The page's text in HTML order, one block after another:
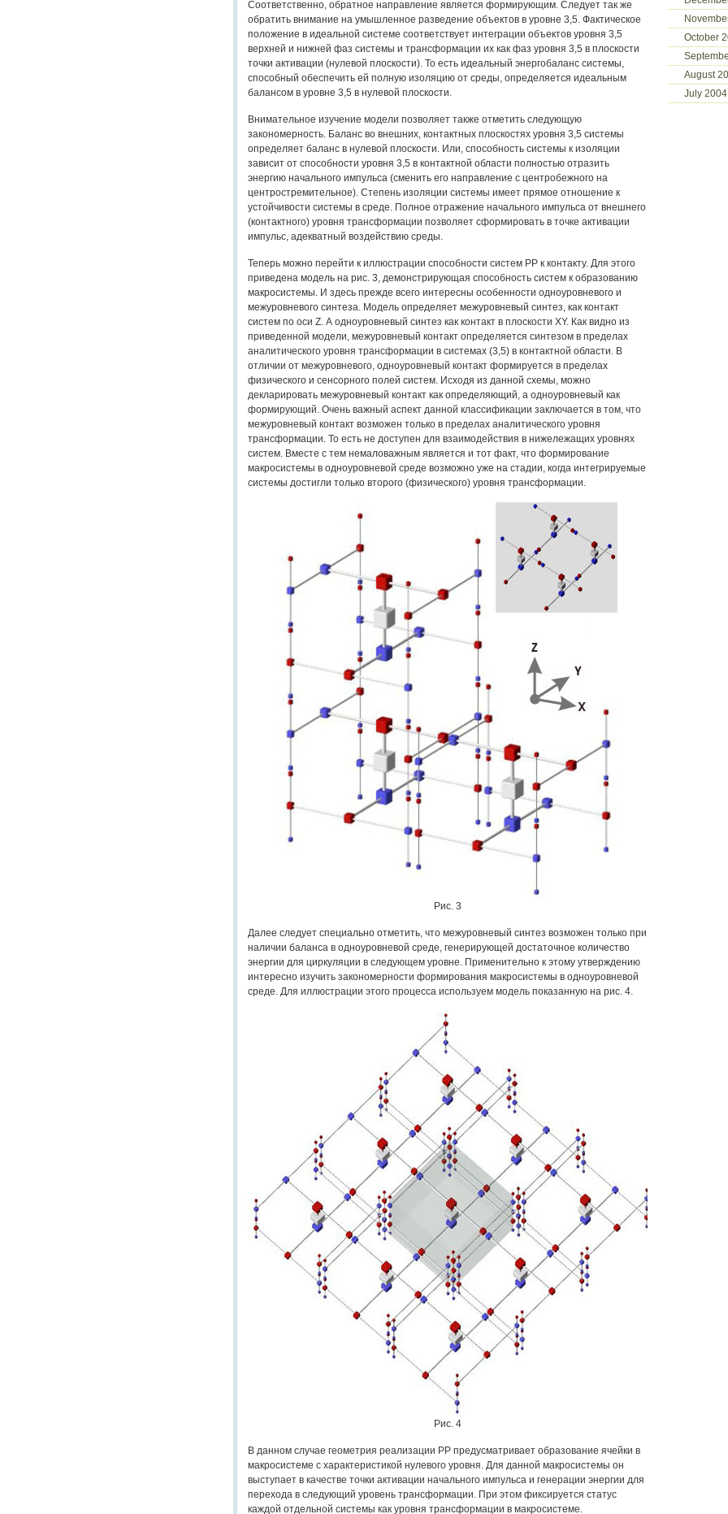
Соответственно, обратное направление является формирующим. Следует так же
обратить внимание на умышленное разведение объектов в уровне 3,5. Фактическое
положение в идеальной системе соответствует интеграции объектов уровня 3,5
верхней и нижней фаз системы и трансформации их как фаз уровня 3,5 в плоскости
точки активации (нулевой плоскости). То есть идеальный энергобаланс системы,
способный обеспечить ей полную изоляцию от среды, определяется идеальным
балансом в уровне 3,5 в нулевой плоскости.
Внимательное изучение модели позволяет также отметить следующую
закономерность. Баланс во внешних, контактных плоскостях уровня 3,5 системы
определяет баланс в нулевой плоскости. Или, способность системы к изоляции
зависит от способности уровня 3,5 в контактной области полностью отразить
энергию начального импульса (сменить его направление с центробежного на
центростремительное). Степень изоляции системы имеет прямое отношение к
устойчивости системы в среде. Полное отражение начального импульса от внешнего
(контактного) уровня трансформации позволяет сформировать в точке активации
импульс, адекватный воздействию среды.
Теперь можно перейти к иллюстрации способности систем РР к контакту. Для этого
приведена модель на рис. 3, демонстрирующая способность систем к образованию
макросистемы. И здесь прежде всего интересны особенности одноуровневого и
межуровневого синтеза. Модель определяет межуровневый синтез, как контакт
систем по оси Z. А одноуровневый синтез как контакт в плоскости XY. Как видно из
приведенной модели, межуровневый контакт определяется синтезом в пределах
аналитического уровня трансформации в системах (3,5) в контактной области. В
отличии от межуровневого, одноуровневый контакт формируется в пределах
физического и сенсорного полей систем. Исходя из данной схемы, можно
декларировать межуровневый контакт как определяющий, а одноуровневый как
формирующий. Очень важный аспект данной классификации заключается в том, что
межуровневый контакт возможен только в пределах аналитического уровня
трансформации. То есть не доступен для взаимодействия в нижележащих уровнях
систем. Вместе с тем немаловажным является и тот факт, что формирование
макросистемы в одноуровневой среде возможно уже на стадии, когда интегрируемые
системы достигли только второго (физического) уровня трансформации.
Рис. 3
Далее следует специально отметить, что межуровневый синтез возможен только при
наличии баланса в одноуровневой среде, генерирующей достаточное количество
энергии для циркуляции в следующем уровне. Применительно к этому утверждению
интересно изучить закономерности формирования макросистемы в одноуровневой
среде. Для иллюстрации этого процесса используем модель показанную на рис. 4.
Рис. 4
В данном случае геометрия реализации РР предусматривает образование ячейки в
макросистеме с характеристикой нулевого уровня. Для данной макросистемы он
выступает в качестве точки активации начального импульса и генерации энергии для
перехода в следующий уровень трансформации. При этом фиксируется статус
каждой отдельной системы как уровня трансформации в макросистеме.
October
August
July 2004